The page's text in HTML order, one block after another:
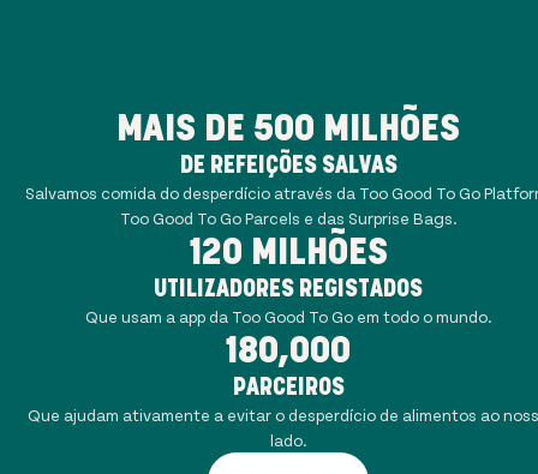
MAIS DE 500 MILHÕES
DE REFEIÇÕES SALVAS
Salvamos comida do desperdício através da Too Good To Go
Too Good To Go Parcels e das Surprise Bags.
120 MILHÕES
UTILIZADORES REGISTADOS
Que usam a app da Too Good To Go em todo o mundo.
180,000
PARCEIROS
Que ajudam ativamente a evitar o desperdício de alimentos ao
lado.